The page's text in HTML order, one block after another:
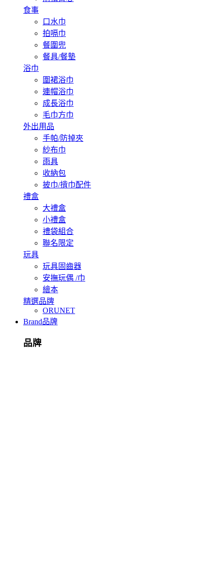
食事
口水巾
拍嗝巾
餐圍兜
餐具/餐墊
浴巾
圍裙浴巾
連帽浴巾
成長浴巾
毛巾方巾
外出用品
手帕/防掉夾
紗布巾
雨具
收納包
披巾/揹巾配件
禮盒
大禮盒
小禮盒
禮袋組合
聯名限定
玩具
玩具固齒器
安撫玩偶 /巾
繪本
精選品牌
ORUNET
Brand品牌
品牌